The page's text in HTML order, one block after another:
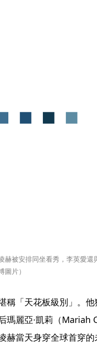
赫被安排同坐看秀，李英愛還
片）
稱「天花板級別」。
瑪麗亞·凱莉（Mariah
赫當天身穿全球首穿